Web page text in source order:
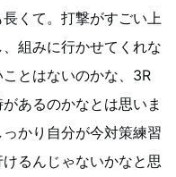
くて。打撃がすごい上
組みに行かせてくれな
とはないのかな、3R
あるのかなとは思いま
かり自分が今対策練習
るんじゃないかなと思